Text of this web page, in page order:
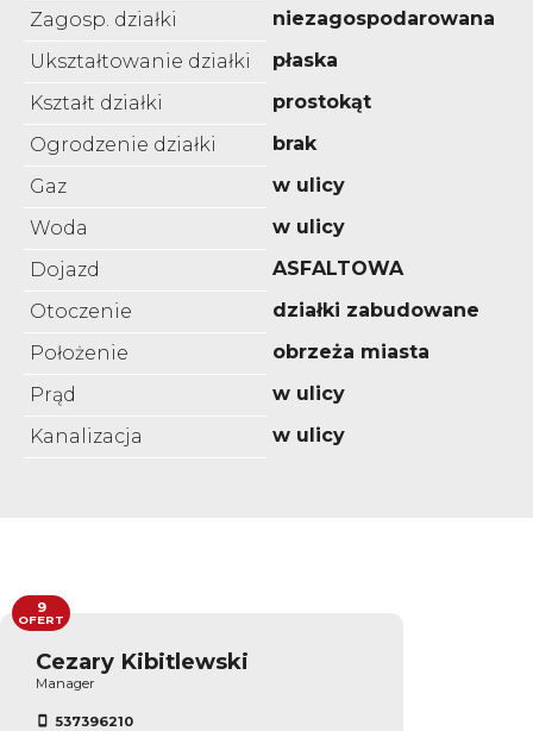
Zagosp. działki
niezagospodarowana
Ukształtowanie działki
płaska
Kształt działki
prostokąt
Ogrodzenie działki
brak
Gaz
w ulicy
Woda
w ulicy
Dojazd
ASFALTOWA
Otoczenie
działki zabudowane
Położenie
obrzeża miasta
Prąd
w ulicy
Kanalizacja
w ulicy
Cezary Kibitlewski
Manager
537396210
9
OFERT